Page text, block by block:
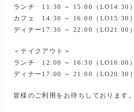
ランチ 11:30 ～ 15:00（LO14:30）
カフェ 14:30 ～ 16:00（LO15:30）
ディナー17:30 ～ 22:00（LO21:00）
＜テイクアウト＞
ランチ 12:00 ～ 16:30（LO16:00）
ディナー17:00 ～ 21:00（LO20:30）
皆様のご利用をお待ちしております。